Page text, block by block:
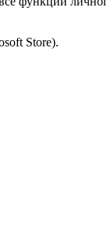
Store).